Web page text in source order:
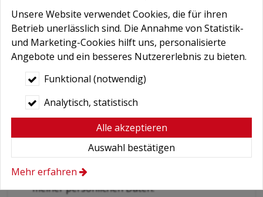
Nachricht
Bedingungen*
Hiermit autorisiere ich die Behandlung
meiner persönlichen Daten.
Unsere Website verwendet Cookies, die für ihren
Betrieb unerlässlich sind. Die Annahme von Statistik-
und Marketing-Cookies hilft uns, personalisierte
Angebote und ein besseres Nutzererlebnis zu bieten.
Funktional (notwendig)
Analytisch, statistisch
Alle akzeptieren
Auswahl bestätigen
Mehr erfahren